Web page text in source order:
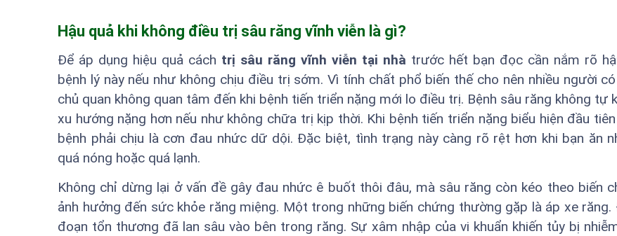
Hậu quả khi không điều trị sâu răng vĩnh viễn là gì?
Để áp dụng hiệu quả cách trị sâu răng vĩnh viễn tại nhà trước hết bạn đọc cần nắm rõ
bệnh lý này nếu như không chịu điều trị sớm. Vì tính chất phổ biến thế cho nên nhiều người
chủ quan không quan tâm đến khi bệnh tiến triển nặng mới lo điều trị. Bệnh sâu răng không tự
xu hướng nặng hơn nếu như không chữa trị kịp thời. Khi bệnh tiến triển nặng biểu hiện đầu
bệnh phải chịu là cơn đau nhức dữ dội. Đặc biệt, tình trạng này càng rõ rệt hơn khi bạn ăn
quá nóng hoặc quá lạnh.
Không chỉ dừng lại ở vấn đề gây đau nhức ê buốt thôi đâu, mà sâu răng còn kéo theo biến
ảnh hưởng đến sức khỏe răng miệng. Một trong những biến chứng thường gặp là áp xe răng.
đoạn tổn thương đã lan sâu vào bên trong răng. Sự xâm nhập của vi khuẩn khiến tủy bị